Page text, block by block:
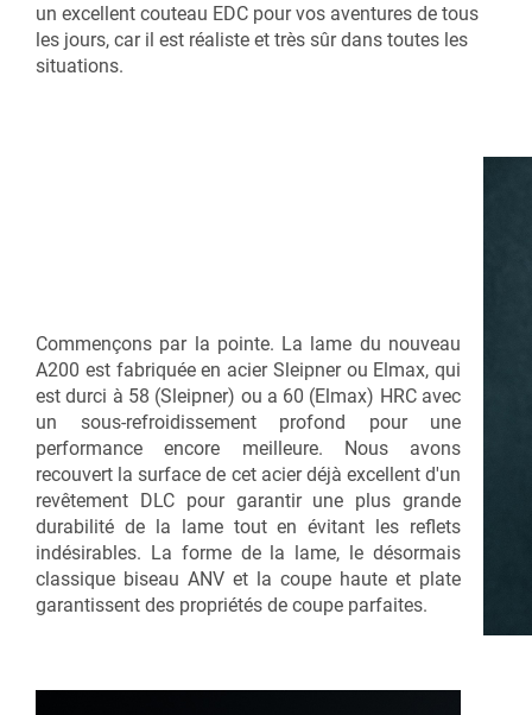
un excellent couteau EDC pour vos aventures de tous
les jours, car il est réaliste et très sûr dans toutes les
situations.
Commençons par la pointe. La lame du nouveau
A200 est fabriquée en acier Sleipner ou Elmax, qui
est durci à 58 (Sleipner) ou a 60 (Elmax) HRC avec
un sous-refroidissement profond pour une
performance encore meilleure. Nous avons
recouvert la surface de cet acier déjà excellent d'un
revêtement DLC pour garantir une plus grande
durabilité de la lame tout en évitant les reflets
indésirables. La forme de la lame, le désormais
classique biseau ANV et la coupe haute et plate
garantissent des propriétés de coupe parfaites.